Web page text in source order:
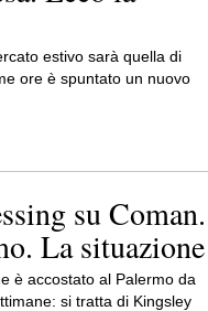
estivo sarà quella di
ore è spuntato un nuovo
su Coman.
La situazione
è accostato al Palermo da
si tratta di Kingsley